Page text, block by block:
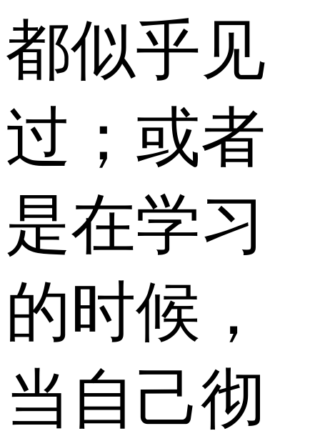
都似乎见
过；或者
是在学习
的时候，
当自己彻